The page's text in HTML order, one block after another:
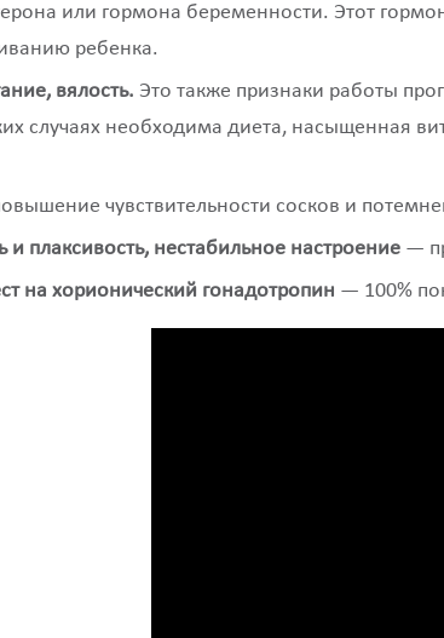
или гормона беременности. Этот
ребенка.
вялость. Это также признаки работы
случаях необходима диета, насыщенная
чувствительности сосков и
и плаксивость, нестабильное настроение —
на хорионический гонадотропин — 100%